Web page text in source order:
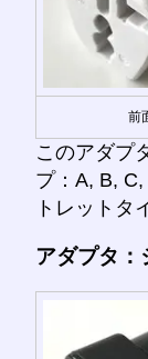
前
このアダプ
プ：A, B,
トレットタ
アダプタ：